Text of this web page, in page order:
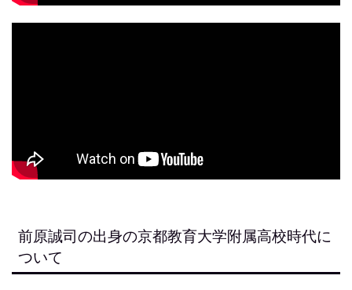
前原誠司の出身の京都教育大学附属高校時代に
ついて